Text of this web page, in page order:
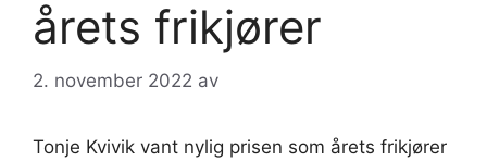
årets frikjører
2. november 2022 av
Tonje Kvivik vant nylig prisen som årets frikjører